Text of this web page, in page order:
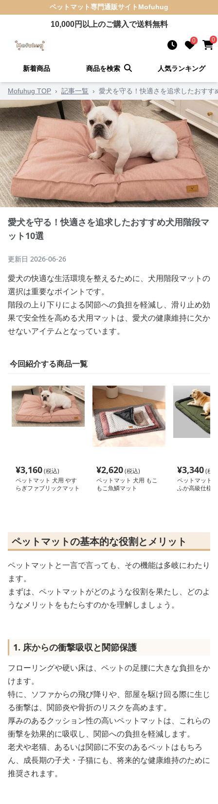
ペットマット専門通販サイト Mofuhug
10,000円以上のご購入で送料無料
0 0
新着商品 商品を検索 人気ランキング
Mofuhug TOP › 記事一覧 › 愛犬を守る！快適さを追求したおすす
愛犬を守る！快適さを追求したおすすめ犬用階段マ
ット10選
更新日 2026-06-26
愛犬の快適な生活環境を整えるために、犬用階段マットの
選択は重要なポイントです。
階段の上り下りによる関節への負担を軽減し、滑り止め効
果で安全性を高める犬用マットは、愛犬の健康維持に欠か
せないアイテムとなっています。
今回紹介する商品一覧
¥3,160(税込)
ペットマット 犬用 やす
らぎファブリックマット
¥2,620(税込)
ペットマット 犬用 もこ
もこ魚鱗マット
¥3,340(税
ペットマット
ふか高級仕様
ペットマットの基本的な役割とメリット
ペットマットと一言で言っても、その機能は多岐にわたり
ます。
まずは、ペットマットがどのような役割を果たし、どのよ
うなメリットをもたらすのかを理解しましょう。
1. 床からの衝撃吸収と関節保護
フローリングや硬い床は、ペットの足腰に大きな負担をか
けます。
特に、ソファからの飛び降りや、部屋を駆け回る際に生じ
る衝撃は、関節炎や骨折のリスクを高めます。
厚みのあるクッション性の高いペットマットは、これらの
衝撃を効果的に吸収し、関節への負担を軽減します。
老犬や老猫、あるいは関節に不安のあるペットはもちろ
ん、成長期の子犬・子猫にも、将来的な健康維持のために
推奨されます。